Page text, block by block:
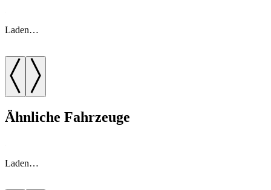
Laden…
Ähnliche Fahrzeuge
Laden…